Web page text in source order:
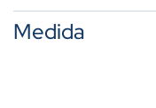
Medida